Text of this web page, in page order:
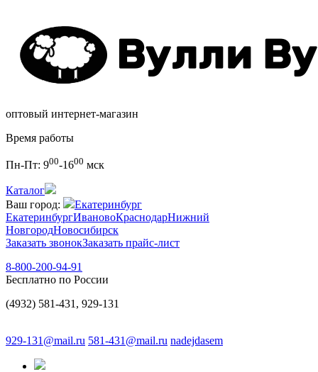
оптовый интернет-магазин
Время работы
Пн-Пт: 900-1600 мск
Каталог
Ваш город:
Екатеринбург
ЕкатеринбургИвановоКраснодарНижний
НовгородНовосибирск
Заказать звонокЗаказать прайс-лист
8-800-200-94-91
Бесплатно по России
(4932) 581-431, 929-131
929-131@mail.ru 581-431@mail.ru nadejdasem